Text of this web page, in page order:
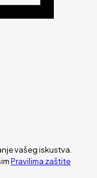
vašeg iskustva.
Pravilima zaštite